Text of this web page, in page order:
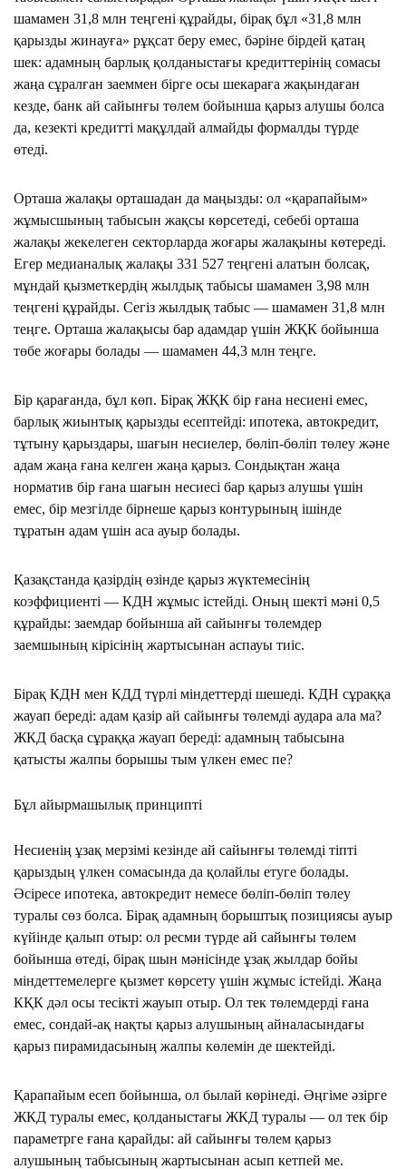
шамамен 31,8 млн теңгені құрайды, бірақ бұл «31,8 млн
қарызды жинауға» рұқсат беру емес, бәріне бірдей қатаң
шек: адамның барлық қолданыстағы кредиттерінің сомасы
жаңа сұралған заеммен бірге осы шекараға жақындаған
кезде, банк ай сайынғы төлем бойынша қарыз алушы болса
да, кезекті кредитті мақұлдай алмайды формалды түрде
өтеді.
Орташа жалақы орташадан да маңызды: ол «қарапайым»
жұмысшының табысын жақсы көрсетеді, себебі орташа
жалақы жекелеген секторларда жоғары жалақыны көтереді.
Егер медианалық жалақы 331 527 теңгені алатын болсақ,
мұндай қызметкердің жылдық табысы шамамен 3,98 млн
теңгені құрайды. Сегіз жылдық табыс — шамамен 31,8 млн
теңге. Орташа жалақысы бар адамдар үшін ЖҚК бойынша
төбе жоғары болады — шамамен 44,3 млн теңге.
Бір қарағанда, бұл көп. Бірақ ЖҚК бір ғана несиені емес,
барлық жиынтық қарызды есептейді: ипотека, автокредит,
тұтыну қарыздары, шағын несиелер, бөліп-бөліп төлеу және
адам жаңа ғана келген жаңа қарыз. Сондықтан жаңа
норматив бір ғана шағын несиесі бар қарыз алушы үшін
емес, бір мезгілде бірнеше қарыз контурының ішінде
тұратын адам үшін аса ауыр болады.
Қазақстанда қазірдің өзінде қарыз жүктемесінің
коэффициенті — КДН жұмыс істейді. Оның шекті мәні 0,5
құрайды: заемдар бойынша ай сайынғы төлемдер
заемшының кірісінің жартысынан аспауы тиіс.
Бірақ КДН мен КДД түрлі міндеттерді шешеді. КДН сұраққа
жауап береді: адам қазір ай сайынғы төлемді аудара ала ма?
ЖКД басқа сұраққа жауап береді: адамның табысына
қатысты жалпы борышы тым үлкен емес пе?
Бұл айырмашылық принципті
Несиенің ұзақ мерзімі кезінде ай сайынғы төлемді тіпті
қарыздың үлкен сомасында да қолайлы етуге болады.
Әсіресе ипотека, автокредит немесе бөліп-бөліп төлеу
туралы сөз болса. Бірақ адамның борыштық позициясы ауыр
күйінде қалып отыр: ол ресми түрде ай сайынғы төлем
бойынша өтеді, бірақ шын мәнісінде ұзақ жылдар бойы
міндеттемелерге қызмет көрсету үшін жұмыс істейді. Жаңа
КҚК дәл осы тесікті жауып отыр. Ол тек төлемдерді ғана
емес, сондай-ақ нақты қарыз алушының айналасындағы
қарыз пирамидасының жалпы көлемін де шектейді.
Қарапайым есеп бойынша, ол былай көрінеді. Әңгіме әзірге
ЖКД туралы емес, қолданыстағы ЖКД туралы — ол тек бір
параметрге ғана қарайды: ай сайынғы төлем қарыз
алушының табысының жартысынан асып кетпей ме.